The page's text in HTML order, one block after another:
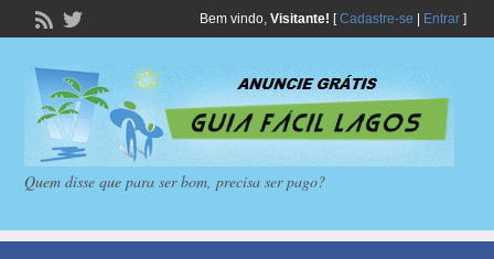
Bem vindo, Visitante! [Cadastre-se Entrar]
Quem disse que para ser bom, precisa ser pago?